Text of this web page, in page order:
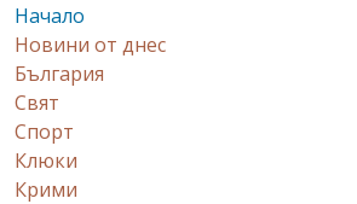
Начало
Новини от днес
България
Свят
Спорт
Клюки
Крими